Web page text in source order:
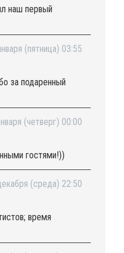
наш первый
(пятница) 03:55
за подаренный
(четверг) 00:00
гостями!))
(среда) 22:50
время